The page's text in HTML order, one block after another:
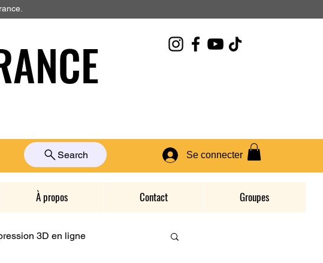
Se connecter
Search
À propos Contact Groupes
3D en ligne